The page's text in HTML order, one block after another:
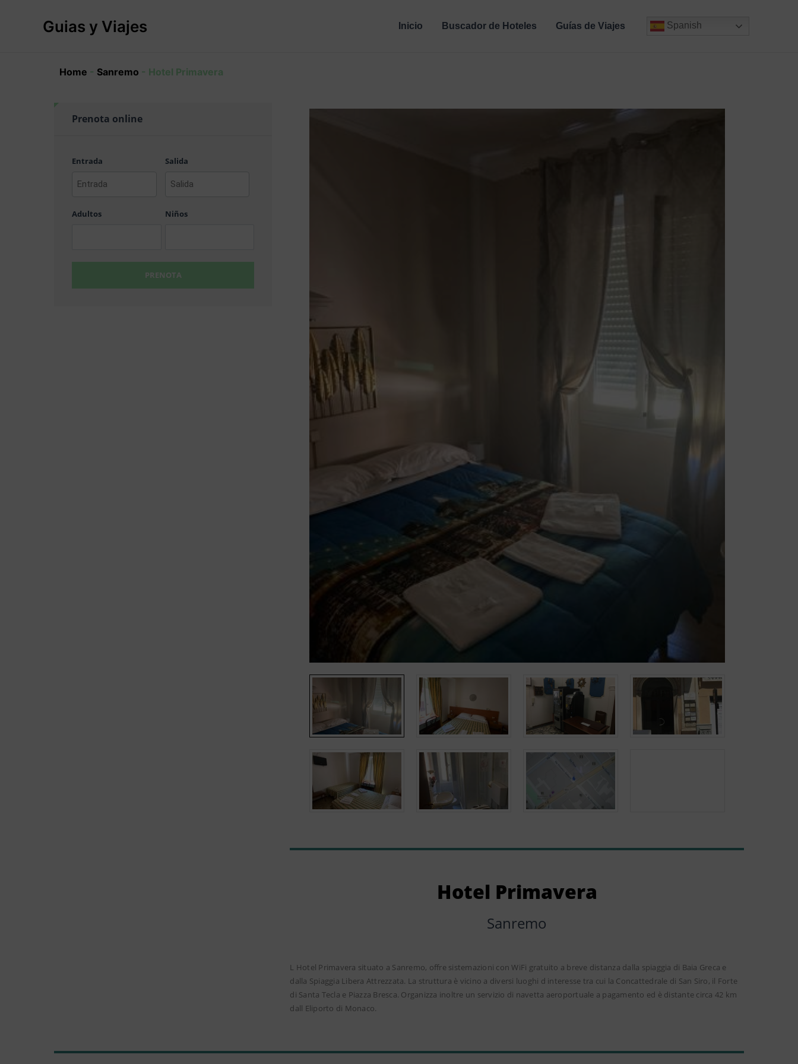
Guias y Viajes Inicio Buscador de Hoteles Guías de Viajes Spanish
Home - Sanremo - Hotel Primavera
Prenota online
Entrada Salida
Adultos Niños
PRENOTA
Hotel Primavera
Sanremo
L Hotel Primavera situato a Sanremo, offre sistemazioni con WiFi gratuito a breve distanza dalla spiaggia di Baia Greca e
dalla Spiaggia Libera Attrezzata. La struttura è vicino a diversi luoghi d interesse tra cui la Concattedrale di San Siro, il Forte
di Santa Tecla e Piazza Bresca. Organizza inoltre un servizio di navetta aeroportuale a pagamento ed è distante circa 42 km
dall Eliporto di Monaco.